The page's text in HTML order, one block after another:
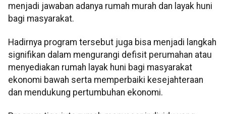
menjadi jawaban adanya rumah murah dan layak huni
bagi masyarakat.
Hadirnya program tersebut juga bisa menjadi langkah
signifikan dalam mengurangi defisit perumahan atau
menyediakan rumah layak huni bagi masyarakat
ekonomi bawah serta memperbaiki kesejahteraan
dan mendukung pertumbuhan ekonomi.